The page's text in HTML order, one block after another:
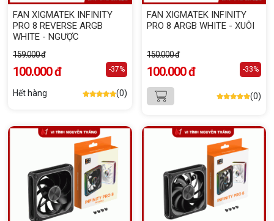
FAN XIGMATEK INFINITY
PRO 8 REVERSE ARGB
WHITE - NGƯỢC
159.000 đ
100.000 đ -37%
Hết hàng (0)
FAN XIGMATEK INFINITY
PRO 8 ARGB WHITE - XUÔI
150.000 đ
100.000 đ -33%
(0)